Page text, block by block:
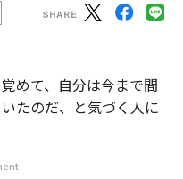
めて、自分は今まで間
たのだ、と気づく人に